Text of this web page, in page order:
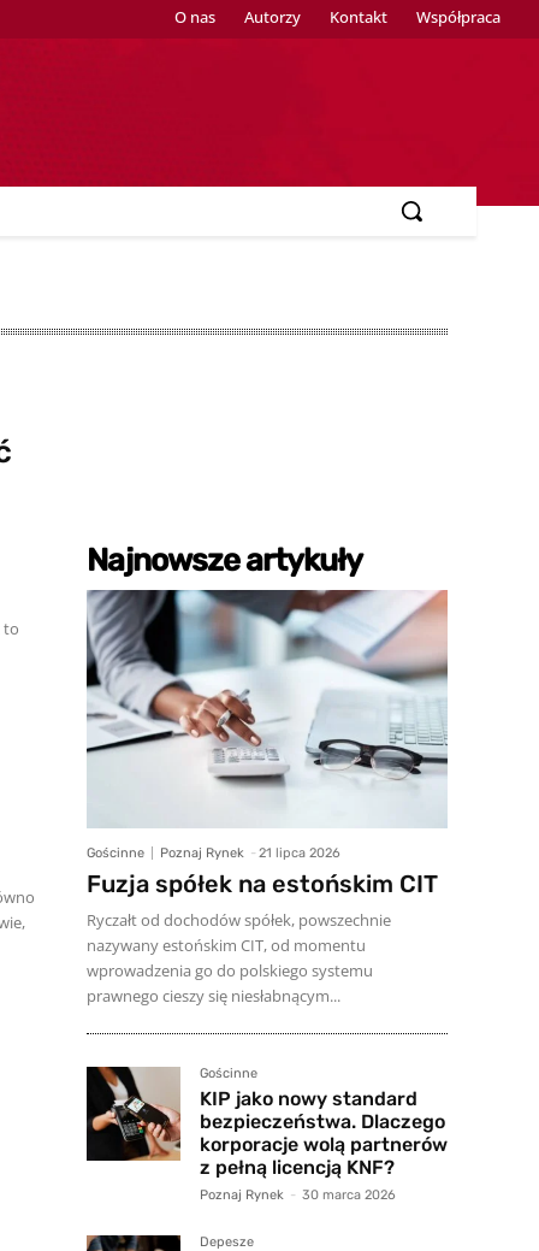
O nas Autorzy Kontakt Współpraca
to
Najnowsze artykuły
Gościnne Poznaj Rynek - 21 lipca 2026
Fuzja spółek na estońskim CIT
Ryczałt od dochodów spółek, powszechnie
nazywany estońskim CIT, od momentu
wprowadzenia go do polskiego systemu
prawnego cieszy się niesłabnącym...
Gościnne
KIP jako nowy standard
bezpieczeństwa. Dlaczego
korporacje wolą partnerów
z pełną licencją KNF?
Poznaj Rynek - 30 marca 2026
Depesze